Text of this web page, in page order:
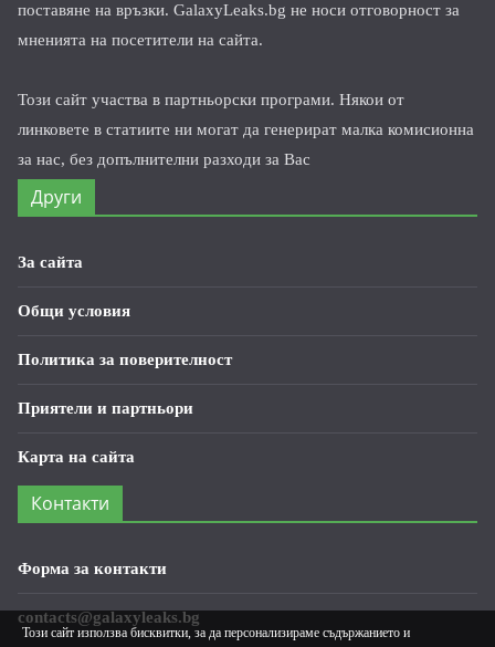
поставяне на връзки. GalaxyLeaks.bg не носи отговорност за
мненията на посетители на сайта.
Този сайт участва в партньорски програми. Някои от
линковете в статиите ни могат да генерират малка комисионна
за нас, без допълнителни разходи за Вас
Други
За сайта
Общи условия
Политика за поверителност
Приятели и партньори
Карта на сайта
Контакти
Форма за контакти
contacts@galaxyleaks.bg
Този сайт използва бисквитки, за да персонализираме съдържанието и